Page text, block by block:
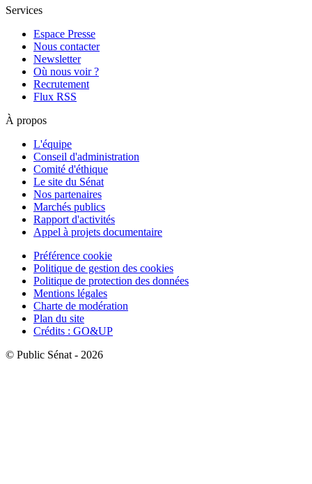
Services
Espace Presse
Nous contacter
Newsletter
Où nous voir ?
Recrutement
Flux RSS
À propos
L'équipe
Conseil d'administration
Comité d'éthique
Le site du Sénat
Nos partenaires
Marchés publics
Rapport d'activités
Appel à projets documentaire
Préférence cookie
Politique de gestion des cookies
Politique de protection des données
Mentions légales
Charte de modération
Plan du site
Crédits : GO&UP
© Public Sénat - 2026